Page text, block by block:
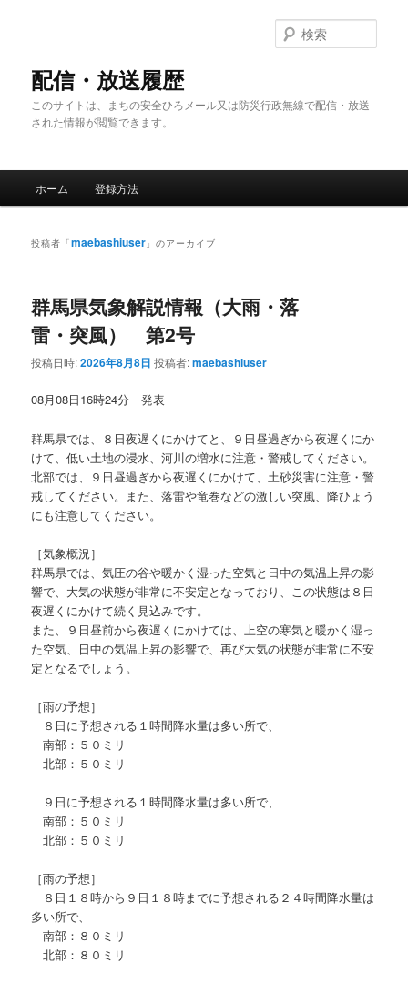
配信・放送履歴
このサイトは、まちの安全ひろメール又は防災行政無線で配信・放送
された情報が閲覧できます。
索
ホーム 登録方法
投稿者「maebashiuser 」のアーカイブ
群馬県気象解説情報（大雨・落
雷・突風） 第2号
投稿日時:2026年8月8日 投稿者:maebashiuser
08月08日16時24分 発表
群馬県では、８日夜遅くにかけてと、９日昼過ぎから夜遅くにか
けて、低い土地の浸水、河川の増水に注意・警戒してください。
北部では、９日昼過ぎから夜遅くにかけて、土砂災害に注意・警
戒してください。また、落雷や竜巻などの激しい突風、降ひょう
にも注意してください。
［気象概況］
群馬県では、気圧の谷や暖かく湿った空気と日中の気温上昇の影
響で、大気の状態が非常に不安定となっており、この状態は８日
夜遅くにかけて続く見込みです。
また、９日昼前から夜遅くにかけては、上空の寒気と暖かく湿っ
た空気、日中の気温上昇の影響で、再び大気の状態が非常に不安
定となるでしょう。
［雨の予想］
８日に予想される１時間降水量は多い所で、
南部：５０ミリ
北部：５０ミリ
９日に予想される１時間降水量は多い所で、
南部：５０ミリ
北部：５０ミリ
［雨の予想］
８日１８時から９日１８時までに予想される２４時間降水量は
多い所で、
南部：８０ミリ
北部：８０ミリ